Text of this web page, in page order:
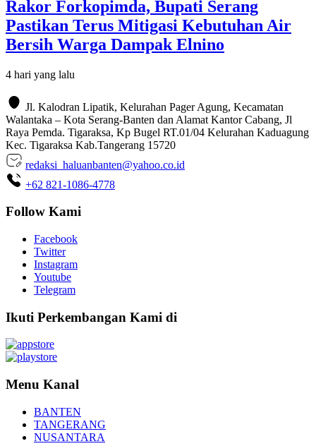
Rakor Forkopimda, Bupati Serang
Pastikan Terus Mitigasi Kebutuhan Air
Bersih Warga Dampak Elnino
4 hari yang lalu
Jl. Kalodran Lipatik, Kelurahan Pager Agung, Kecamatan
Walantaka – Kota Serang-Banten dan Alamat Kantor Cabang, Jl
Raya Pemda. Tigaraksa, Kp Bugel RT.01/04 Kelurahan Kaduagung
Kec. Tigaraksa Kab.Tangerang 15720
redaksi_haluanbanten@yahoo.co.id
+62 821-1086-4778
Follow Kami
Facebook
Twitter
Instagram
Youtube
Telegram
Ikuti Perkembangan Kami di
Menu Kanal
BANTEN
TANGERANG
NUSANTARA